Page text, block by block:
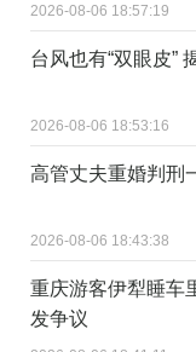
2026-08-06 18:57:19
台风也有“双眼皮”
2026-08-06 18:53:16
高管丈夫重婚判刑
2026-08-06 18:43:38
重庆游客伊犁睡车
发争议